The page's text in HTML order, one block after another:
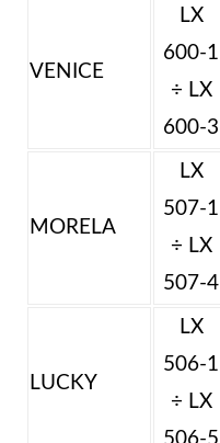
VENICE
LX
600-1
÷ LX
600-3
MORELA
LX
507-1
÷ LX
507-4
LUCKY
LX
506-1
÷ LX